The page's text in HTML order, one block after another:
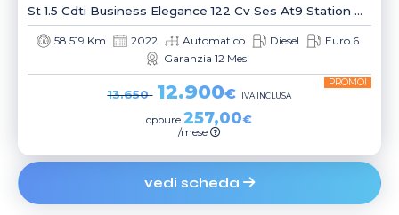
St 1.5 Cdti Business Elegance 122 Cv Ses At9 Station Wagon
58.519 Km 2022 Automatico Diesel
Euro 6
Garanzia 12 Mesi
13.650 12.900€
PROMO!
IVA INCLUSA
oppure 257,00€
/mese
vedi scheda